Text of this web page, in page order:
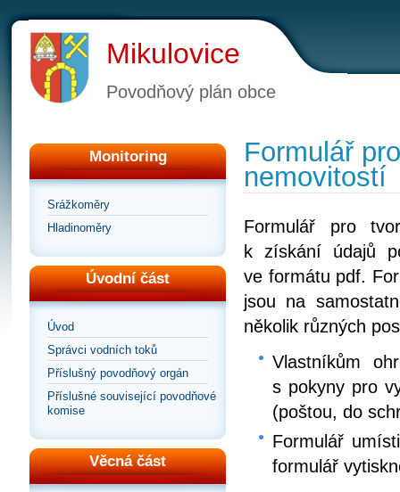
Mikulovice
Povodňový plán obce
Monitoring
Srážkoměry
Hladinoměry
Úvodní část
Úvod
Správci vodních toků
Příslušný povodňový orgán
Příslušné související povodňové
komise
Věcná část
Formulář
nemovitostí
Formulář pro
k získání údajů
ve formátu pdf.
jsou na
několik různých
Vlastníkům
s pokyny pro
(poštou, do
Formulář
formulář